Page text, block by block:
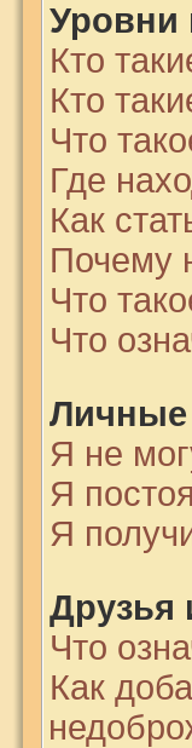
Уровни
Кто
Кто
Что
Где
Как
Почему
Что
Что
Личные
Я не
Я
Я
Друзья
Что
Как